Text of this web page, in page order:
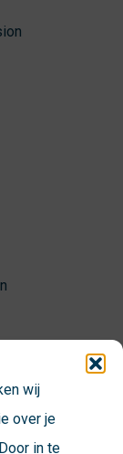
wij
over je
in te